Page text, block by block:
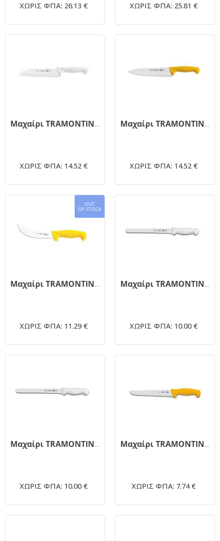
ΧΩΡΙΣ ΦΠΑ: 26.13 € ΧΩΡΙΣ ΦΠΑ: 25.81 €
Μαχαίρι TRAMONTINA σεφ 24646/087 άσπρο 17.5cm
ΧΩΡΙΣ ΦΠΑ: 14.52 €
Μαχαίρι TRAMONTINA σεφ 24609 20cm
ΧΩΡΙΣ ΦΠΑ: 14.52 €
OUT
OF STOCK
Μαχαίρι TRAMONTINA γδαρσίματος 24606/055 κίτρινη λαβή 15cm
ΧΩΡΙΣ ΦΠΑ: 11.29 €
Μαχαίρι TRAMONTINA 24627/082 ψωμιού άσπρο 30cm
ΧΩΡΙΣ ΦΠΑ: 10.00 €
Μαχαίρι TRAMONTINA 24627/080 ψωμιού άσπρο 25cm
ΧΩΡΙΣ ΦΠΑ: 10.00 €
Μαχαίρι TRAMONTINA 24618/058 κίτρινο 20cm
ΧΩΡΙΣ ΦΠΑ: 7.74 €